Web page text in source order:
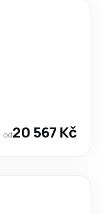
od20 567 Kč